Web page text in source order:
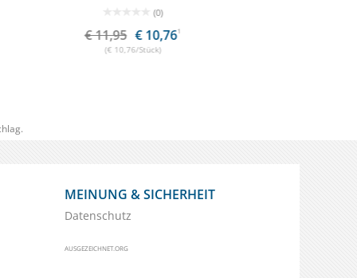
ab € 28,16
(€ 28,95/Stück)
MEINUNG & SICHERHEIT
Datenschutz
AUSGEZEICHNET.ORG